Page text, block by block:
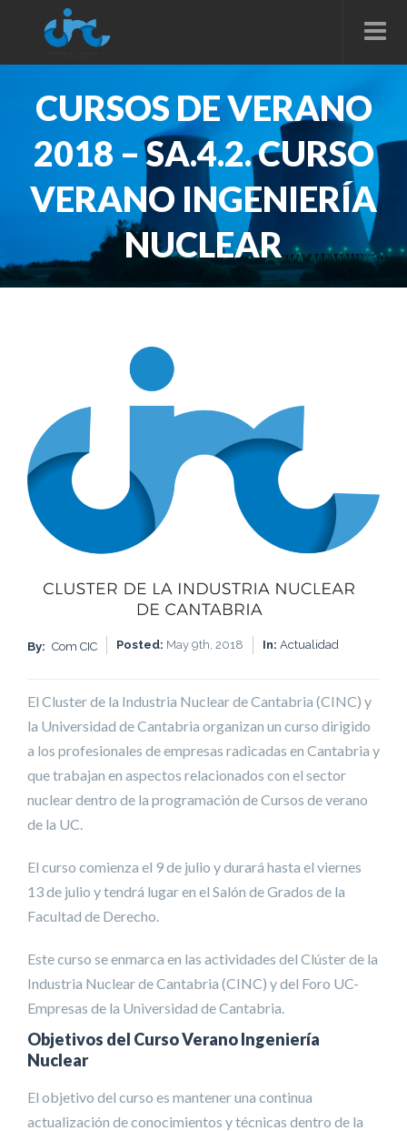
CURSOS DE VERANO
2018 – SA.4.2. CURSO
VERANO INGENIERÍA
NUCLEAR
By: Com CIC Posted: May 9th, 2018 In: Actualidad
El Cluster de la Industria Nuclear de Cantabria (CINC) y
la Universidad de Cantabria organizan un curso dirigido
a los profesionales de empresas radicadas en Cantabria y
que trabajan en aspectos relacionados con el sector
nuclear dentro de la programación de Cursos de verano
de la UC.
El curso comienza el 9 de julio y durará hasta el viernes
13 de julio y tendrá lugar en el Salón de Grados de la
Facultad de Derecho.
Este curso se enmarca en las actividades del Clúster de la
Industria Nuclear de Cantabria (CINC) y del Foro UC-
Empresas de la Universidad de Cantabria.
Objetivos del Curso Verano Ingeniería
Nuclear
El objetivo del curso es mantener una continua
actualización de conocimientos y técnicas dentro de la